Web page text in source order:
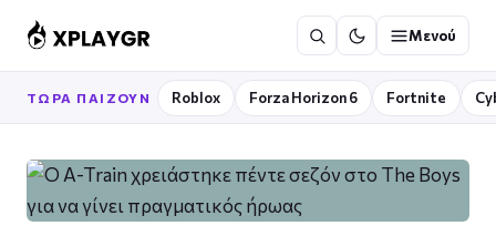
στο
περιεχόμενο
Μενού
ΤΏΡΑ ΠΑΊΖΟΥΝ Roblox Forza Horizon 6 Fortnite